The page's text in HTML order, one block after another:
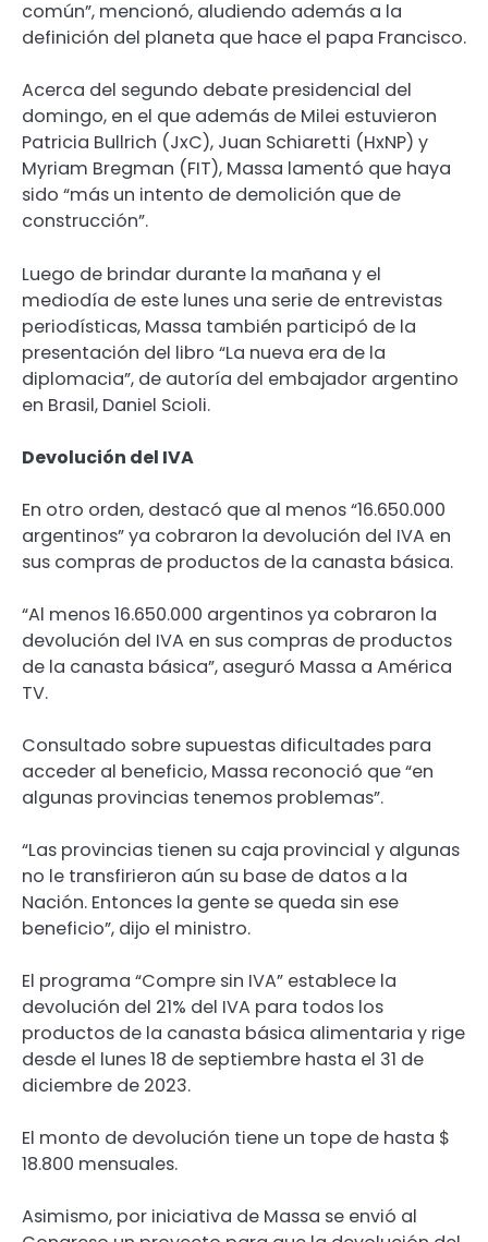
común”, mencionó, aludiendo además a la
definición del planeta que hace el papa Francisco.
Acerca del segundo debate presidencial del
domingo, en el que además de Milei estuvieron
Patricia Bullrich (JxC), Juan Schiaretti (HxNP) y
Myriam Bregman (FIT), Massa lamentó que haya
sido “más un intento de demolición que de
construcción”.
Luego de brindar durante la mañana y el
mediodía de este lunes una serie de entrevistas
periodísticas, Massa también participó de la
presentación del libro “La nueva era de la
diplomacia”, de autoría del embajador argentino
en Brasil, Daniel Scioli.
Devolución del IVA
En otro orden, destacó que al menos “16.650.000
argentinos” ya cobraron la devolución del IVA en
sus compras de productos de la canasta básica.
“Al menos 16.650.000 argentinos ya cobraron la
devolución del IVA en sus compras de productos
de la canasta básica”, aseguró Massa a América
TV.
Consultado sobre supuestas dificultades para
acceder al beneficio, Massa reconoció que “en
algunas provincias tenemos problemas”.
“Las provincias tienen su caja provincial y algunas
no le transfirieron aún su base de datos a la
Nación. Entonces la gente se queda sin ese
beneficio”, dijo el ministro.
El programa “Compre sin IVA” establece la
devolución del 21% del IVA para todos los
productos de la canasta básica alimentaria y rige
desde el lunes 18 de septiembre hasta el 31 de
diciembre de 2023.
El monto de devolución tiene un tope de hasta $
18.800 mensuales.
Asimismo, por iniciativa de Massa se envió al